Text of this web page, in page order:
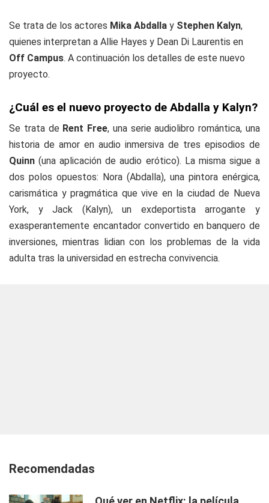
Se trata de los actores Mika Abdalla y Stephen Kalyn,
quienes interpretan a Allie Hayes y Dean Di Laurentis en
Off Campus. A continuación los detalles de este nuevo
proyecto.
¿Cuál es el nuevo proyecto de Abdalla y Kalyn?
Se trata de Rent Free, una serie audiolibro romántica, una
historia de amor en audio inmersiva de tres episodios de
Quinn(una aplicación de audio erótico). La misma sigue a
dos polos opuestos: Nora (Abdalla), una pintora enérgica,
carismática y pragmática que vive en la ciudad de Nueva
York, y Jack (Kalyn), un exdeportista arrogante y
exasperantemente encantador convertido en banquero de
inversiones, mientras lidian con los problemas de la vida
adulta tras la universidad en estrecha convivencia.
Recomendadas